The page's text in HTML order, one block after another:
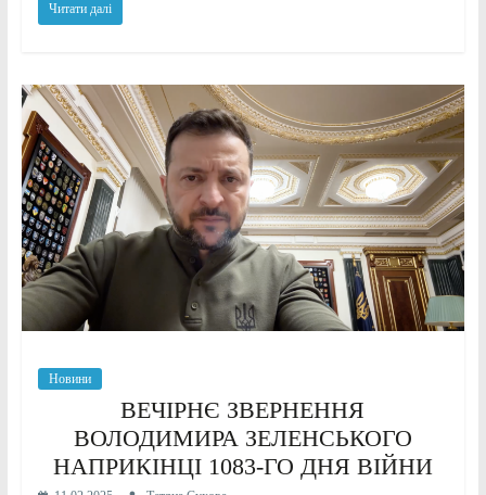
Читати далі
Новини
ВЕЧІРНЄ ЗВЕРНЕННЯ
ВОЛОДИМИРА ЗЕЛЕНСЬКОГО
НАПРИКІНЦІ 1083-ГО ДНЯ ВІЙНИ